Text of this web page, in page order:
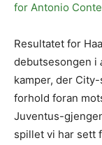
for Antonio Conte
Resultatet for
debutsesongen i
kamper, der
forhold foran
Juventus-
spillet vi har sett